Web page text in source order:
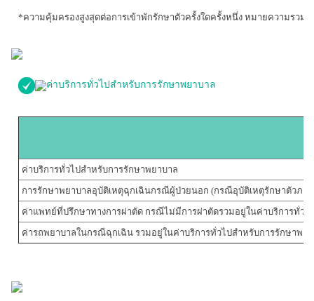
*ความคุ้มครองสูงสุดต่อการเข้าพักรักษาตัวครั้งใดครั้งหนึ่ง หมายความรว
ค่าบริการทั่วไปสำหรับการรักษาพยาบาล
ค่าบริการทั่วไปสำหรับการรักษาพยาบาล
การรักษาพยาบาลอุบัติเหตุฉุกเฉินกรณีผู้ป่วยนอก (กรณีอุบัติเหตุรักษาตัวภา
ค่าแพทย์ที่ปรึกษาทางการผ่าตัด กรณีไม่มีการผ่าตัดรวมอยู่ในค่าบริการทั่วไ
ค่ารถพยาบาลในกรณีฉุกเฉิน รวมอยู่ในค่าบริการทั่วไปสำหรับการรักษาพย